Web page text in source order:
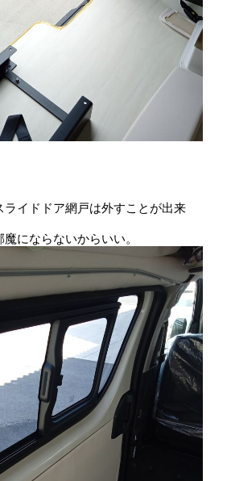
ライドドア網戸は外すことが出来
にならないからいい。